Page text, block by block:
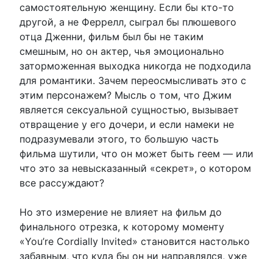
самостоятельную женщину. Если бы кто-то
другой, а не Феррелл, сыграл бы плюшевого
отца Дженни, фильм был бы не таким
смешным, но он актер, чья эмоционально
заторможенная выходка никогда не подходила
для романтики. Зачем переосмысливать это с
этим персонажем? Мысль о том, что Джим
является сексуальной сущностью, вызывает
отвращение у его дочери, и если намеки не
подразумевали этого, то большую часть
фильма шутили, что он может быть геем — или
что это за невысказанный «секрет», о котором
все рассуждают?
Но это измерение не влияет на фильм до
финального отрезка, к которому моменту
«You’re Cordially Invited» становится настолько
забавным, что куда бы он ни направлялся, уже